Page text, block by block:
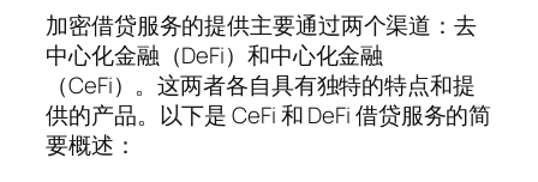
加密借贷服务的提供主要通过两个渠道：去
中心化金融（DeFi）和中心化金融
（CeFi）。这两者各自具有独特的特点和提
供的产品。以下是 CeFi 和 DeFi 借贷服务的简
要概述：